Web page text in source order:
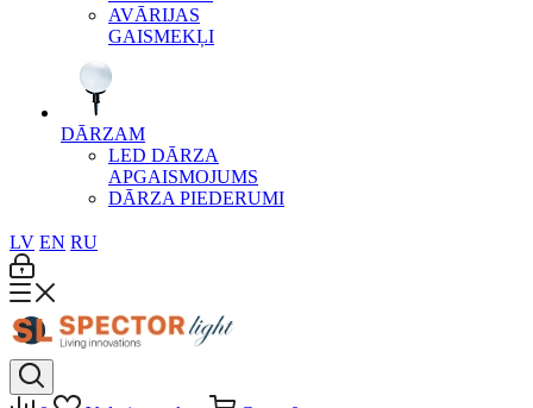
AVĀRIJAS
GAISMEKĻI
DĀRZAM
LED DĀRZA
APGAISMOJUMS
DĀRZA PIEDERUMI
LV EN RU